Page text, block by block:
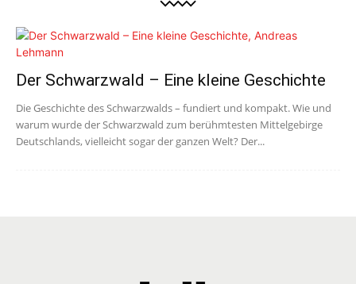
Der Schwarzwald – Eine kleine Geschichte
Die Geschichte des Schwarzwalds – fundiert und kompakt. Wie und
warum wurde der Schwarzwald zum berühmtesten Mittelgebirge
Deutschlands, vielleicht sogar der ganzen Welt? Der...